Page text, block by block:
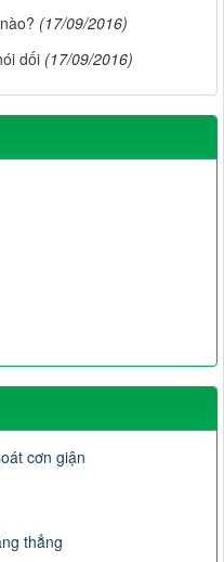
(17/09/2016)
dối (17/09/2016)
cơn giận
thẳng